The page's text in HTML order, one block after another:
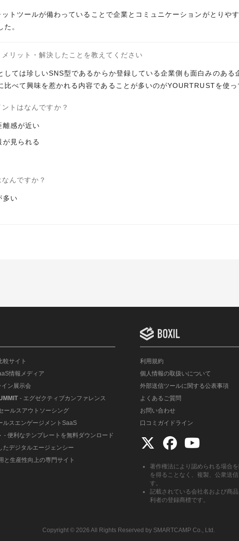
トツールが備わっていることで企業とコミュニケーションがとりや
。
リット・解決したことを教えてください
しては珍しいSNS型であるからか登録している企業側も面白みのある
比べて興味を惹かれる内容であることが多いのがYOURTRUSTを使っ
トはなんですか？
離感が近い
が見られる
んですか？
多い
較サイト
情報メディア
イン展示会
- エグゼクティブカンファレンス
ールスアウトソーシング
ルスエンゲージメントSaaS
- 便利なテンプレートを無料ダウンロード
たデジタルエージェンシー
と生産性向上の専門サイト
利用規約
個人情報の取扱いについて
外部送信ツールに関する公表事項
よくあるご質問
お問い合わせ
口コミガイドライン
著作権法により認められる場合
を得ることなく、複製、公衆送
す。
記載されている会社名および商
利者の登録商標です。
Copyright ©︎ 2026 All Rights Reserved by SMARTCAMP Co., Ltd.